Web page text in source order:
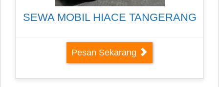
SEWA MOBIL HIACE TANGERANG
Pesan Sekarang